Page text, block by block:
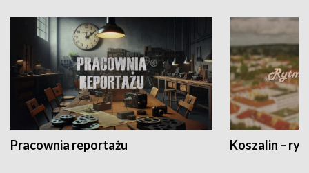
Pracownia reportażu Koszalin –